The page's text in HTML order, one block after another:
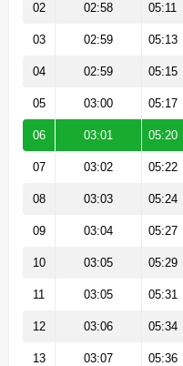
02 02:58 05:11
03 02:59 05:13
04 02:59 05:15
05 03:00 05:17
06 03:01 05:20
07 03:02 05:22
08 03:03 05:24
09 03:04 05:27
10 03:05 05:29
11 03:05 05:31
12 03:06 05:34
13 03:07 05:36